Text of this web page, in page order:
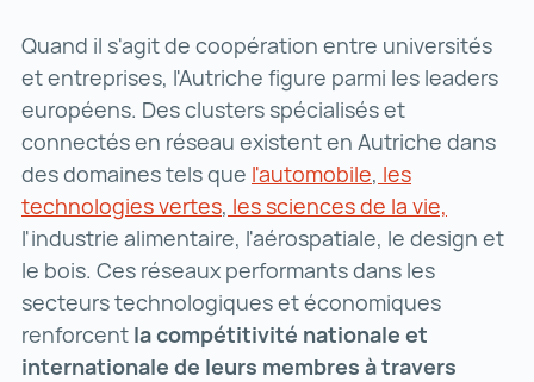
Quand il s'agit de coopération entre universités
et entreprises, l'Autriche figure parmi les leaders
européens. Des clusters spécialisés et
connectés en réseau existent en Autriche dans
des domaines tels que l'automobilel'automobile ()
, les
technologies vertesles technologies vertes ()
, les sciences de la vie,
l'industrie alimentaire, l'aérospatiale, le design et
le bois. Ces réseaux performants dans les
secteurs technologiques et économiques
renforcent la compétitivité nationale et
internationale de leurs membres à travers